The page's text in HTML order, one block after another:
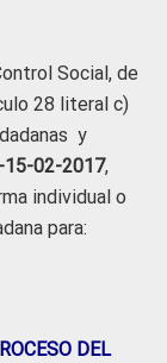
Social, de
28 literal c)
y
15-02-2017,
individual o
para:
DEL